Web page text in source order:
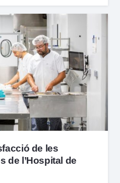
de les
de l’Hospital de